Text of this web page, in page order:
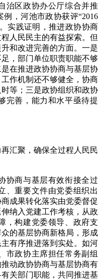
治区政协办公厅综合并推
，河池市政协获评“2016
实践证明，推进政协协商
人民民主的有益探索。但
和改进完善的方面。一是
，部门单位职责职能不够
在推进政协协商与基层协
作机制还不够健全，协商
等；三是政协组织和政协
完善，能力和水平亟待提
汇聚，确保全过程人民民
商与基层有效衔接全过
、重要文件由党委组织出
成果转化落实由党委督促
纳入党建工作考核，从政
，构建党委领导、政府支
的基层协商新格局，形成
有序推进落到实处。如河
市政协主席担任常务副组
动政协协商与基层协商有
关部门职能，共同推进基